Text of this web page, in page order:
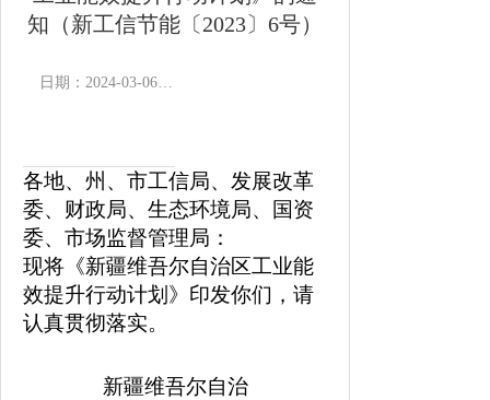
知（新工信节能〔2023〕6号）
各地、州、市工信局、发展改革
委、财政局、生态环境局、国资
委、市场监督管理局：
现将《新疆维吾尔自治区工业能
效提升行动计划》印发你们，请
认真贯彻落实。
新疆维吾尔自治